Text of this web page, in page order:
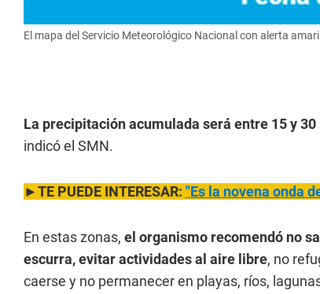
El mapa del Servicio Meteorológico Nacional con alerta
La precipitación acumulada será entre 15 y
indicó el SMN.
►TE PUEDE INTERESAR: "Es la novena onda
En estas zonas, el organismo recomendó no
escurra, evitar actividades al aire libre, no
caerse y no permanecer en playas, ríos,